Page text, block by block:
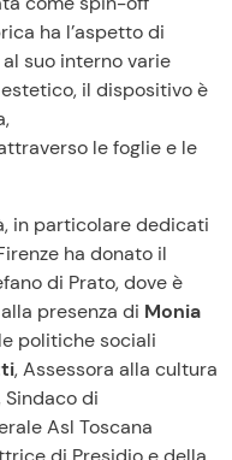
ha l’aspetto di
suo interno varie
il dispositivo è
le foglie e le
in particolare dedicati
ha donato il
di Prato, dove è
presenza di Monia
politiche sociali
, Assessora alla cultura
Sindaco di
Asl Toscana